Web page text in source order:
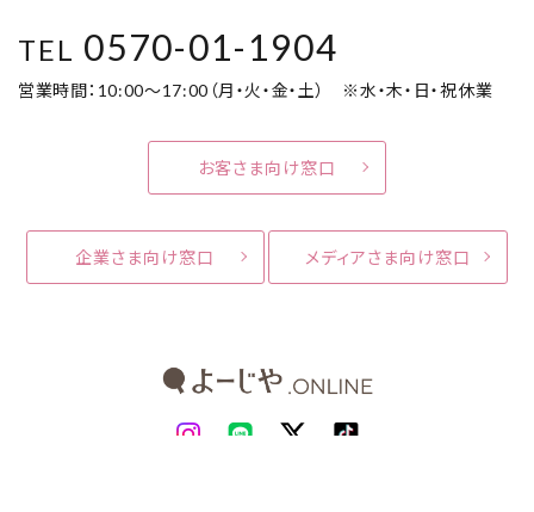
TEL 0570-01-1904
営業時間：10:00～17:00（月・火・金・土） ※水・木・日・祝休業
お客さま向け窓口
企業さま向け窓口 メディアさま向け窓口